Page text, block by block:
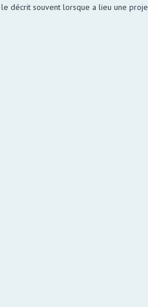
souvent lorsque a lieu une